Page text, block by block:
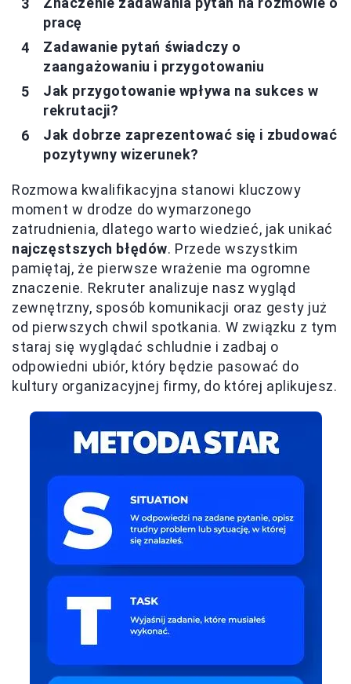
pracę
Zadawanie pytań świadczy o
zaangażowaniu i przygotowaniu
Jak przygotowanie wpływa na sukces w
rekrutacji?
Jak dobrze zaprezentować się i zbudować
pozytywny wizerunek?
Rozmowa kwalifikacyjna stanowi kluczowy
moment w drodze do wymarzonego
zatrudnienia, dlatego warto wiedzieć, jak unikać
najczęstszych błędów. Przede wszystkim
pamiętaj, że pierwsze wrażenie ma ogromne
znaczenie. Rekruter analizuje nasz wygląd
zewnętrzny, sposób komunikacji oraz gesty już
od pierwszych chwil spotkania. W związku z tym
staraj się wyglądać schludnie i zadbaj o
odpowiedni ubiór, który będzie pasować do
kultury organizacyjnej firmy, do której aplikujesz.